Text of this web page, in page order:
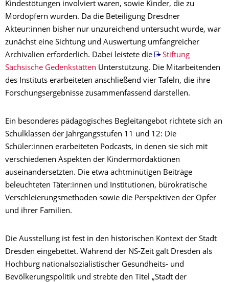
Kindestötungen involviert waren, sowie Kinder, die zu
Mordopfern wurden. Da die Beteiligung Dresdner
Akteur:innen bisher nur unzureichend untersucht wurde, war
zunächst eine Sichtung und Auswertung umfangreicher
Archivalien erforderlich. Dabei leistete die
Stiftung
Sächsische Gedenkstätten Unterstützung. Die Mitarbeitenden
des Instituts erarbeiteten anschließend vier Tafeln, die ihre
Forschungsergebnisse zusammenfassend darstellen.
Ein besonderes pädagogisches Begleitangebot richtete sich an
Schulklassen der Jahrgangsstufen 11 und 12: Die
Schüler:innen erarbeiteten Podcasts, in denen sie sich mit
verschiedenen Aspekten der Kindermordaktionen
auseinandersetzten. Die etwa achtminütigen Beiträge
beleuchteten Täter:innen und Institutionen, bürokratische
Verschleierungsmethoden sowie die Perspektiven der Opfer
und ihrer Familien.
Die Ausstellung ist fest in den historischen Kontext der Stadt
Dresden eingebettet. Während der NS-Zeit galt Dresden als
Hochburg nationalsozialistischer Gesundheits- und
Bevölkerungspolitik und strebte den Titel „Stadt der